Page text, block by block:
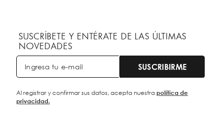
SUSCRÍBETE Y ENTÉRATE DE LAS ÚLTIMAS
NOVEDADES
SUSCRIBIRME
Al registrar y confirmar sus datos, acepta nuestrapolítica de
privacidad.